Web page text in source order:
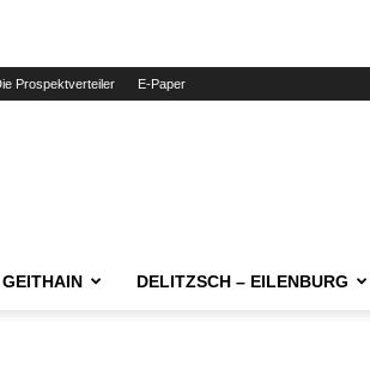
Prospektverteiler E-Paper
DELITZSCH – EILENBURG